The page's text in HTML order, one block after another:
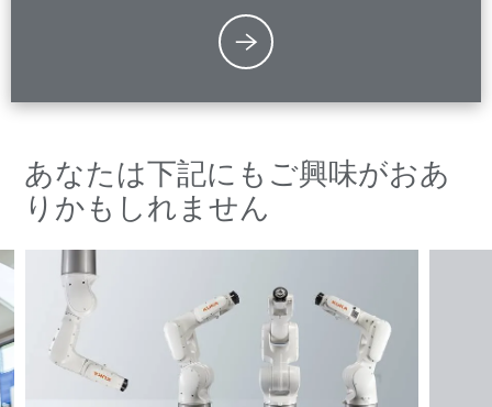
あなたは下記にもご興味がおあ
りかもしれません